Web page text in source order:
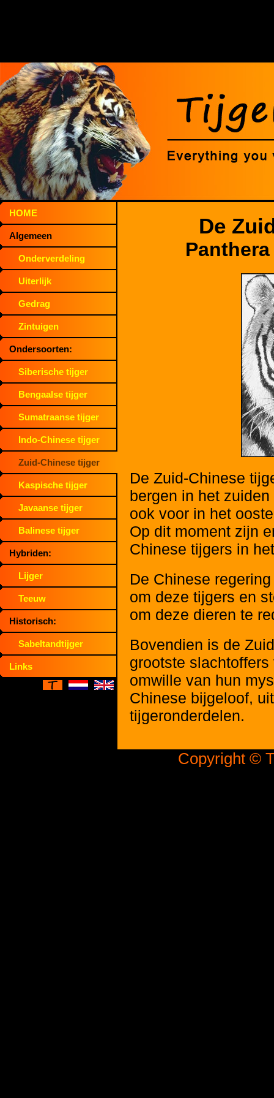
HOME
Algemeen
Onderverdeling
Uiterlijk
Gedrag
Zintuigen
Ondersoorten:
Siberische tijger
Bengaalse tijger
Sumatraanse tijger
Indo-Chinese tijger
Zuid-Chinese tijger
Kaspische tijger
Javaanse tijger
Balinese tijger
Hybriden:
Lijger
Teeuw
Historisch:
Sabeltandtijger
Links
De
De Zuid-Chinese
bergen in het
ook voor in het
Op dit moment zijn
Chinese tijgers in
De Chinese
om deze tijgers en
om deze dieren te
Bovendien is de
grootste
omwille van hun
Chinese bijgeloof,
tijgeronderdelen.
Copyright ©